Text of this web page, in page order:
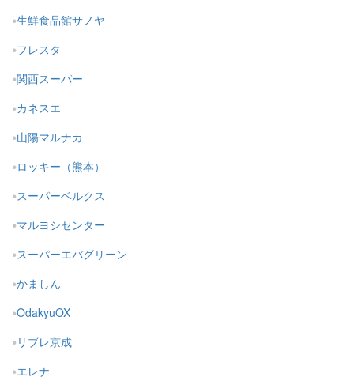
生鮮食品館サノヤ
フレスタ
関西スーパー
カネスエ
山陽マルナカ
ロッキー（熊本）
スーパーベルクス
マルヨシセンター
スーパーエバグリーン
かましん
OdakyuOX
リブレ京成
エレナ